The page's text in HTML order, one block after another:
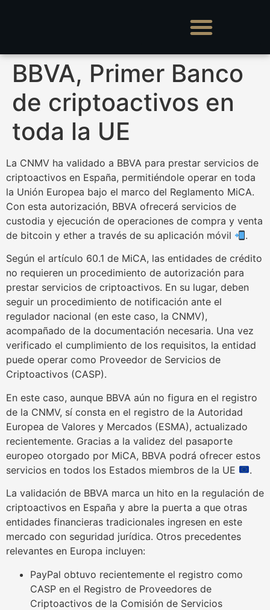
BBVA, Primer Banco
de criptoactivos en
toda la UE
La CNMV ha validado a BBVA para prestar servicios de
criptoactivos en España, permitiéndole operar en toda
la Unión Europea bajo el marco del Reglamento MiCA.
Con esta autorización, BBVA ofrecerá servicios de
custodia y ejecución de operaciones de compra y venta
de bitcoin y ether a través de su aplicación móvil
.
Según el artículo 60.1 de MiCA, las entidades de crédito
no requieren un procedimiento de autorización para
prestar servicios de criptoactivos. En su lugar, deben
seguir un procedimiento de notificación ante el
regulador nacional (en este caso, la CNMV),
acompañado de la documentación necesaria. Una vez
verificado el cumplimiento de los requisitos, la entidad
puede operar como Proveedor de Servicios de
Criptoactivos (CASP).
En este caso, aunque BBVA aún no figura en el registro
de la CNMV, sí consta en el registro de la Autoridad
Europea de Valores y Mercados (ESMA), actualizado
recientemente. Gracias a la validez del pasaporte
europeo otorgado por MiCA, BBVA podrá ofrecer estos
servicios en todos los Estados miembros de la UE
.
La validación de BBVA marca un hito en la regulación de
criptoactivos en España y abre la puerta a que otras
entidades financieras tradicionales ingresen en este
mercado con seguridad jurídica. Otros precedentes
relevantes en Europa incluyen:
PayPal obtuvo recientemente el registro como
CASP en el Registro de Proveedores de
Criptoactivos de la Comisión de Servicios